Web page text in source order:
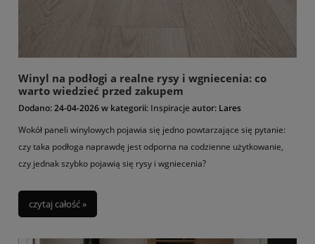
Winyl na podłogi a realne rysy i wgniecenia: co
warto wiedzieć przed zakupem
Dodano:24-04-2026w kategorii: Inspiracjeautor: Lares
Wokół paneli winylowych pojawia się jedno powtarzające się pytanie:
czy taka podłoga naprawdę jest odporna na codzienne użytkowanie,
czy jednak szybko pojawią się rysy i wgniecenia?
czytaj całość »